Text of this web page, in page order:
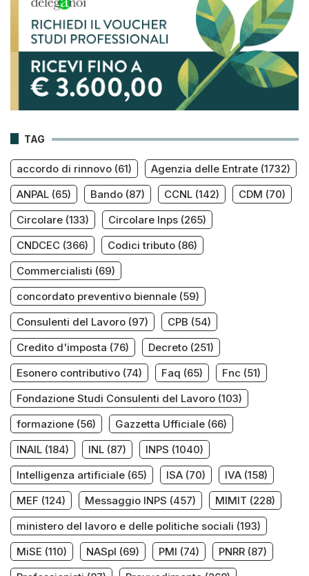
TAG
accordo di rinnovo (61) Agenzia delle Entrate (1732)
ANPAL (65) Bando (87) CCNL (142) CDM (70)
Circolare (133) Circolare Inps (265)
CNDCEC (366) Codici tributo (86)
Commercialisti (69)
concordato preventivo biennale (59)
Consulenti del Lavoro (97) CPB (54)
Credito d'imposta (76) Decreto (251)
Esonero contributivo (74) Faq (65) Fnc (51)
Fondazione Studi Consulenti del Lavoro (103)
formazione (56) Gazzetta Ufficiale (66)
INAIL (184) INL (87) INPS (1040)
Intelligenza artificiale (65) ISA (70) IVA (158)
MEF (124) Messaggio INPS (457) MIMIT (228)
ministero del lavoro e delle politiche sociali (193)
MiSE (110) NASpI (69) PMI (74) PNRR (87)